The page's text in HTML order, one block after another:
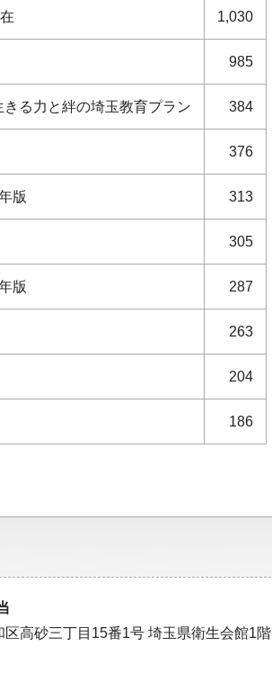
1,030
985
る力と絆の埼玉教育プラン 384
376
版 313
305
版 287
263
204
186
高砂三丁目15番1号 埼玉県衛生会館1階